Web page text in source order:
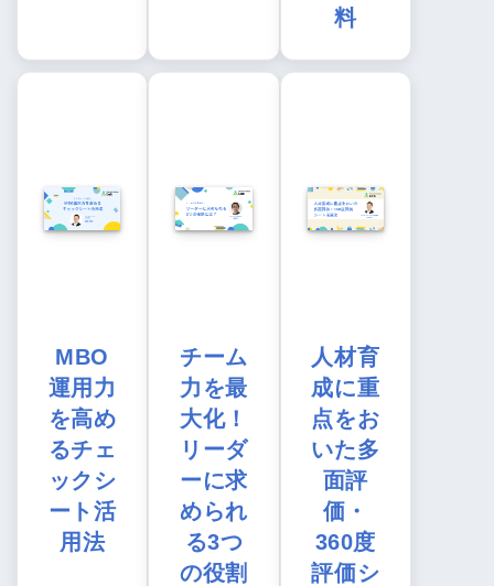
料
MBO
運用力
を高め
るチェ
ックシ
ート活
用法
チーム
力を最
大化！
リーダ
ーに求
められ
る3つ
の役割
人材育
成に重
点をお
いた多
面評
価・
360度
評価シ